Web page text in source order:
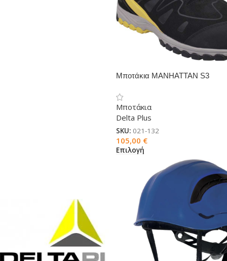
Μποτάκια MANHATTAN S3
Μποτάκια
Delta Plus
SKU: 021-132
105,00 €
Επιλογή